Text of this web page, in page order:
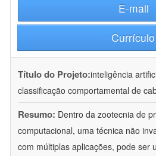
E-mail
Currículo
Título do Projeto:inteligência
classificação comportamental de
Resumo: Dentro da zootecnia de
computacional, uma técnica não
com múltiplas aplicações, pode ser